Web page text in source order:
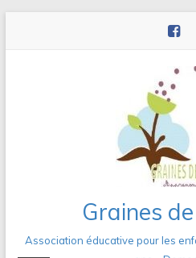
Graines
Association éducative pour les